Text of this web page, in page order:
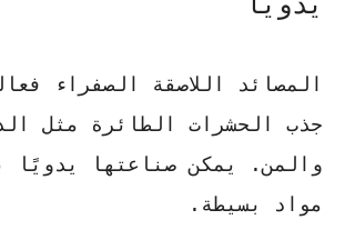
المصائد اللاصقة الصفراء
جذب الحشرات الطائرة مثل
والمن. يمكن صناعتها يدويًا
مواد بسيطة.